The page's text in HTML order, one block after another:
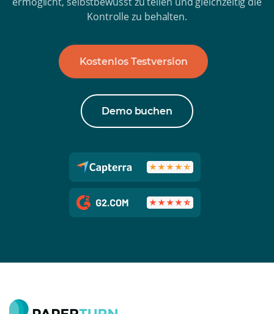
Kontrolle zu behalten.
Kostenlos Testversion
Demo buchen